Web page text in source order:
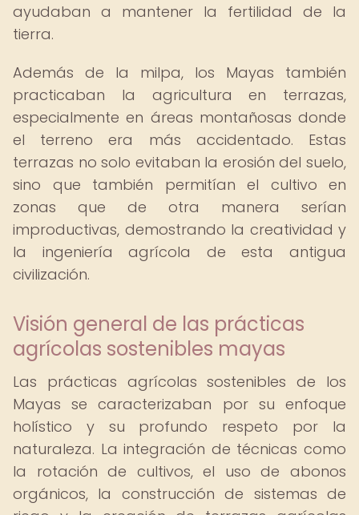
ayudaban a mantener la fertilidad de la
tierra.
Además de la milpa, los Mayas también
practicaban la agricultura en terrazas,
especialmente en áreas montañosas donde
el terreno era más accidentado. Estas
terrazas no solo evitaban la erosión del suelo,
sino que también permitían el cultivo en
zonas que de otra manera serían
improductivas, demostrando la creatividad y
la ingeniería agrícola de esta antigua
civilización.
Visión general de las prácticas
agrícolas sostenibles mayas
Las prácticas agrícolas sostenibles de los
Mayas se caracterizaban por su enfoque
holístico y su profundo respeto por la
naturaleza. La integración de técnicas como
la rotación de cultivos, el uso de abonos
orgánicos, la construcción de sistemas de